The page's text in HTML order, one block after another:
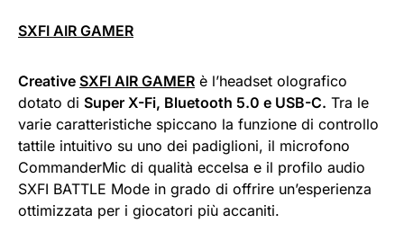
SXFI AIR GAMER
Creative SXFI AIR GAMER è l’headset olografico
dotato di Super X-Fi, Bluetooth 5.0 e USB-C. Tra le
varie caratteristiche spiccano la funzione di controllo
tattile intuitivo su uno dei padiglioni, il microfono
CommanderMic di qualità eccelsa e il profilo audio
SXFI BATTLE Mode in grado di offrire un’esperienza
ottimizzata per i giocatori più accaniti.